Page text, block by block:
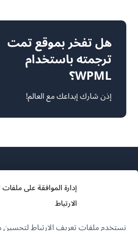
إدارة الموافقة على
الارتباط
نستخدم ملفات تعريف الارتباط لتحسين
هل تفخر بموقع تمت
ترجمته باستخدام
WPML؟
إذن شارك إبداعك مع العالم!